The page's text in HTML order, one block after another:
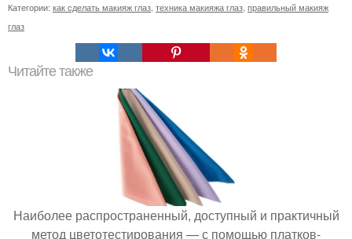
Категории: как сделать макияж глаз техника макияжа глаз правильный макияж
глаз
Читайте также
Наиболее распространенный, доступный и практичный
метод цветотестирования — с помощью платков-